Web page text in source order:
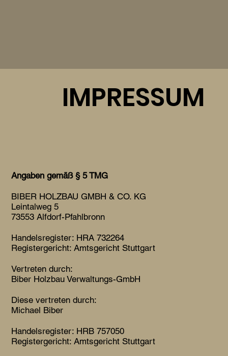
IMPRESSUM
Angaben gemäß § 5 TMG
BIBER HOLZBAU GMBH & CO. KG
Leintalweg 5
73553 Alfdorf-Pfahlbronn
Handelsregister: HRA 732264
Registergericht: Amtsgericht Stuttgart
Vertreten durch:
Biber Holzbau Verwaltungs-GmbH
Diese vertreten durch:
Michael Biber
Handelsregister: HRB 757050
Registergericht: Amtsgericht Stuttgart